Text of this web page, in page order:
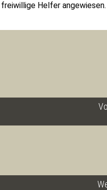
Helfer angewiesen.